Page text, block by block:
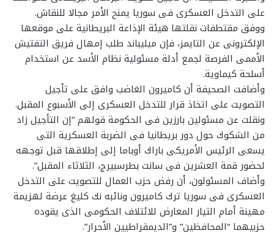
على التدخل العسكرى فى سوريا يمنح الأمر مجالا للنقاش.
ووفق مقتطفات نقلتها هيئة الإذاعة البريطانية على موقعها
الإلكترونى عن التايمز، فإن ميليباند طلب إمهال فريق التفتيش
الأممى الفرصة لجمع أدلة مسئولية نظام الأسد عن استخدام
أسلحة كيماوية.
وأضافت الصحيفة أن كاميرون الغاضب وافق على تأجيل
التصويت على اتخاذ قرار للتدخل العسكرى إلى الأسبوع المقبل.
ونقلت عن مسئولين بارزين فى الحكومة قولهم “إن التأجيل زاد
من الشكوك حول دور بريطانيا فى الضربة العسكرية التى
يسعى الرئيس الأمريكى باراك أوباما إلى إطلاقها قبل توجهه
لحضور قمة العشرين فى سانت بطرسبيرج، الثلاثاء المقبل”.
وأضاف المسئولون، أن رفض حزب العمال للتصويت على التدخل
العسكرى فى سوريا ترك كاميرون ونائبه نك كليغ عرضة لهزيمة
مهينة أمام التيار المعارض للائتلاف الحكومى الذى يقوده
حزبيهما “المحافظين” و”الديمقراطيين الأحرار”.